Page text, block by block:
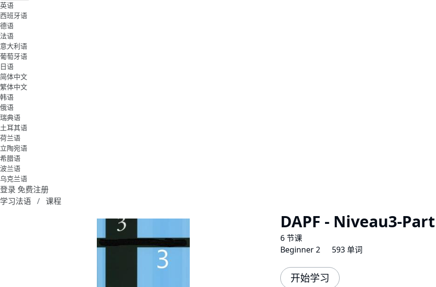
英语
西班牙语
德语
法语
意大利语
葡萄牙语
日语
简体中文
繁体中文
韩语
俄语
瑞典语
土耳其语
荷兰语
立陶宛语
希腊语
波兰语
乌克兰语
登录 免费注册
学习法语
课程
DAPF - Niveau3-
6 节课
Beginner 2
593 单词
开始学习